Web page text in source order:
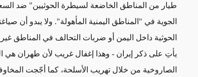
طيار من المناطق الخاضعة لسيطرة الحوثيين" ضد
الجوية في "المناطق اليمنية المأهولة". ولا يبدو أن
الحوثية داخل اليمن أو ضربات التحالف في المناطق
يأتِ على ذكر إيران - وهذا إغفال غريب لأن طهران هي
الصاروخية من خلال تهريب الأسلحة، كما أجّجت